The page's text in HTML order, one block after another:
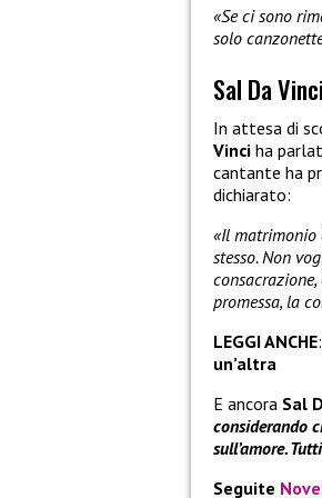
«Se ci sono
solo
Sal Da
In attesa di
Vinci ha
cantante ha
dichiarato:
«Il matrimonio
stesso. Non
promessa, la
LEGGI ANCHE:
un’altra
E ancora Sal
considerando
sull’amore.
Seguite